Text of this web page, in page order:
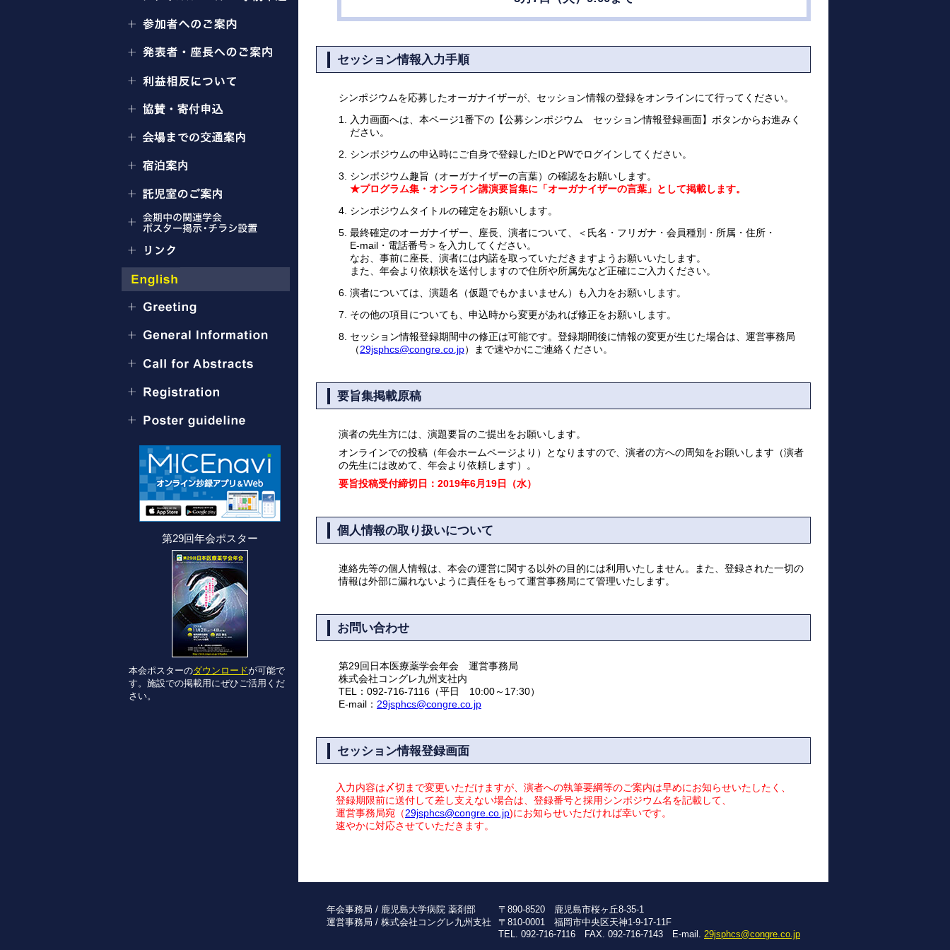
第29回年会ポスター
本会ポスターのダウンロードが可能で
す。施設での掲載用にぜひご活用くだ
さい。
セッション情報入力手順
シンポジウムを応募したオーガナイザーが、セッション情報の登録をオンラインにて行ってください。
1.
入力画面へは、本ページ1番下の【公募シンポジウム セッション情報登録画面】ボタンからお進みく
ださい。
2.
シンポジウムの申込時にご自身で登録したIDとPWでログインしてください。
3.
シンポジウム趣旨（オーガナイザーの言葉）の確認をお願いします。
★プログラム集・オンライン講演要旨集に「オーガナイザーの言葉」として掲載します。
4. シンポジウムタイトルの確定をお願いします。
5. 最終確定のオーガナイザー、座長、演者について、＜氏名・フリガナ・会員種別・所属・住所・
E-mail・電話番号＞を入力してください。
なお、事前に座長、演者には内諾を取っていただきますようお願いいたします。
また、年会より依頼状を送付しますので住所や所属先など正確にご入力ください。
6. 演者については、演題名（仮題でもかまいません）も入力をお願いします。
7.
その他の項目についても、申込時から変更があれば修正をお願いします。
8. セッション情報登録期間中の修正は可能です。登録期間後に情報の変更が生じた場合は、運営事務局
（29jsphcs@congre.co.jp）まで速やかにご連絡ください。
要旨集掲載原稿
演者の先生方には、演題要旨のご提出をお願いします。
オンラインでの投稿（年会ホームページより）となりますので、演者の方への周知をお願いします（演者
の先生には改めて、年会より依頼します）。
要旨投稿受付締切日：2019年6月19日（水）
個人情報の取り扱いについて
連絡先等の個人情報は、本会の運営に関する以外の目的には利用いたしません。また、登録された一切の
情報は外部に漏れないように責任をもって運営事務局にて管理いたします。
お問い合わせ
第29回日本医療薬学会年会 運営事務局
株式会社コングレ九州支社内
TEL：092-716-7116（平日 10:00～17:30）
E-mail： 29jsphcs@congre.co.jp
セッション情報登録画面
入力内容は〆切まで変更いただけますが、演者への執筆要綱等のご案内は早めにお知らせいたしたく、
登録期限前に送付して差し支えない場合は、登録番号と採用シンポジウム名を記載して、
運営事務局宛（29jsphcs@congre.co.jp)にお知らせいただければ幸いです。
速やかに対応させていただきます。
年会事務局 / 鹿児島大学病院 薬剤部
〒890-8520 鹿児島市桜ヶ丘8-35-1
運営事務局 / 株式会社コングレ九州支社
〒810-0001 福岡市中央区天神1-9-17-11F
TEL. 092-716-7116 FAX. 092-716-7143 E-mail. 29jsphcs@congre.co.jp